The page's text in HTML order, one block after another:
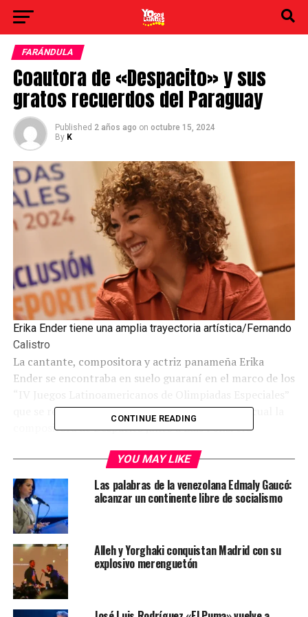
FARÁNDULA
Coautora de «Despacito» y sus
gratos recuerdos del Paraguay
Published 2 años ago on octubre 15, 2024
By K
Erika Ender tiene una amplia trayectoria artística/Fernando
Calistro
La cantante, compositora y actriz panameña Erika
Ender se encontraba en suelo guaraní en el marco de los
que se realizó el 12 de octubre en Asunción, del cual la
compositora de Despacito junto a Luis Fonsi era
entrevista en exclusiva .
La cantante panameña arribó al país para el evento
deportivo que se inició el viernes último, en la Nueva
Olla, en donde fue la encargada de entonar el himno
oficial de los juegos de los que es embajadora desde hace
8 años. En conversación con ÚH, la ganadora del
Grammy manifestó estar muy contenta, no solo por su
visita a nuestro país luego de varios años, sino que por
el propósito que la trae a nuestro terruño de la mano de
CONTINUE READING
YOU MAY LIKE
Las palabras de la venezolana Edmaly Gaucó:
alcanzar un continente libre de socialismo
Alleh y Yorghaki conquistan Madrid con su
explosivo merenguetón